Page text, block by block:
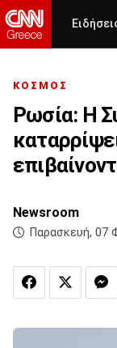
ΚΟΣΜΟΣ
Ρωσία: Η
Newsroom
Παρασκευή, 07